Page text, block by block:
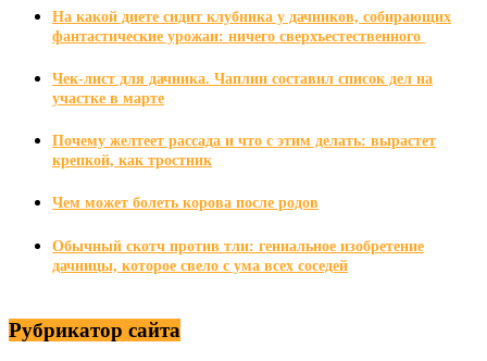
На какой диете сидит клубника у дачников, собирающих
фантастические урожаи: ничего сверхъестественного
Чек-лист для дачника. Чаплин составил список дел на
участке в марте
Почему желтеет рассада и что с этим делать: вырастет
крепкой, как тростник
Чем может болеть корова после родов
Обычный скотч против тли: гениальное изобретение
дачницы, которое свело с ума всех соседей
Рубрикатор сайта